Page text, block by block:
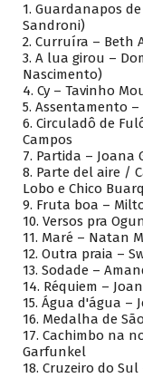
1. Guardanapos
Sandroni)
2. Curruíra – Beth
3. A lua girou –
Nascimento)
4. Cy – Tavinho
5. Assentamento
6. Circuladô de
Campos
7. Partida – Joana
8. Parte del aire /
Lobo e Chico
9. Fruta boa –
10. Versos pra
11. Maré – Natan
12. Outra praia –
13. Sodade –
14. Réquiem –
15. Água d'água –
16. Medalha de
17. Cachimbo na
Garfunkel
18. Cruzeiro do